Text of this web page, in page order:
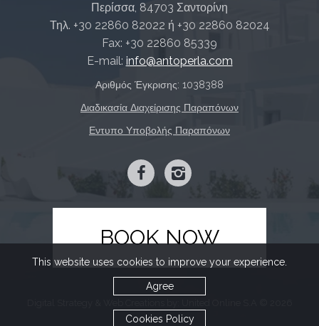
This website uses cookies to improve your experience.
Agree
Cookies Policy
Περίσσα, 84703 Σαντορίνη
Τηλ. +30 22860 82022 ή +30 22860 82024
Fax: +30 22860 85339
E-mail: info@antoperla.com
Αριθμός Έγκρισης: 1038388
Διαδικασία Διαχείρισης Παραπόνων
Εντυπο Υποβολής Παραπόνων
BOOK NOW